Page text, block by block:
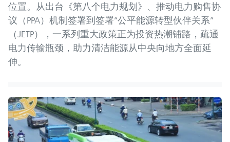
位置。从出台《第八个电力规划》、推动电力购售协
议（PPA）机制签署到签署“公平能源转型伙伴关系”
（JETP），一系列重大政策正为投资热潮铺路，疏通
电力传输瓶颈，助力清洁能源从中央向地方全面延
伸。